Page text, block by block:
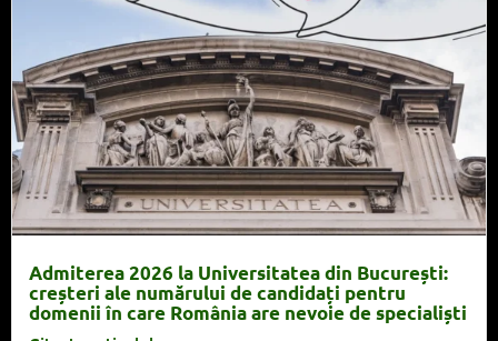
Admiterea 2026 la Universitatea din București:
creșteri ale numărului de candidați pentru
domenii în care România are nevoie de specialiști